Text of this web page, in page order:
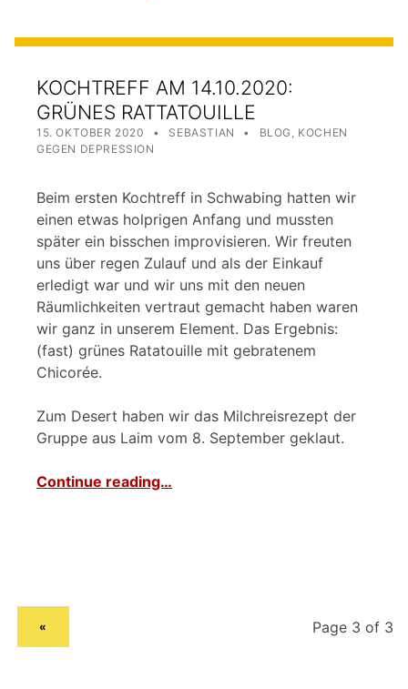
KOCHTREFF AM 14.10.2020:
GRÜNES RATTATOUILLE
POSTED ON:
15. OKTOBER 2020
WRITTEN BY:
SEBASTIAN CATEGORIZED IN:
BLOG
KOCHEN
GEGEN DEPRESSION
Beim ersten Kochtreff in Schwabing hatten wir
einen etwas holprigen Anfang und mussten
später ein bisschen improvisieren. Wir freuten
uns über regen Zulauf und als der Einkauf
erledigt war und wir uns mit den neuen
Räumlichkeiten vertraut gemacht haben waren
wir ganz in unserem Element. Das Ergebnis:
(fast) grünes Ratatouille mit gebratenem
Chicorée.
Zum Desert haben wir das Milchreisrezept der
Gruppe aus Laim vom 8. September geklaut.
Continue reading…
«